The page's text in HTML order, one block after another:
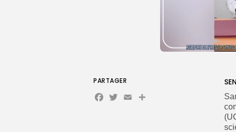
PARTAGER
Facebook
Twitter
EmailPartager